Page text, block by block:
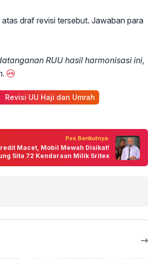
draf revisi tersebut. Jawaban para
RUU hasil harmonisasi ini,
Revisi UU Haji dan Umrah
Pos Berikutnya:
Macet, Mobil Mewah Disikat!
Sita 72 Kendaraan Milik Sritex